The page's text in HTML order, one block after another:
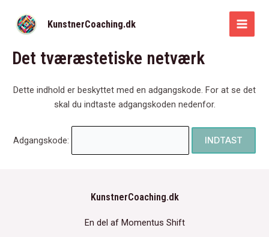
indholdet
KunstnerCoaching.dk
Det tværæstetiske netværk
Dette indhold er beskyttet med en adgangskode. For at se det
skal du indtaste adgangskoden nedenfor.
Adgangskode:
KunstnerCoaching.dk
En del af Momentus Shift